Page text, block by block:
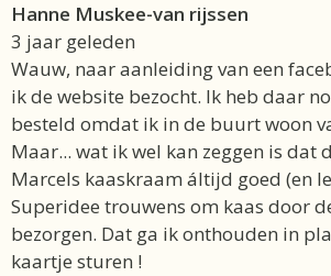
Hanne Muskee-van rijssen
3 jaar geleden
Wauw, naar aanleiding van een
ik de website bezocht. Ik heb daar
besteld omdat ik in de buurt woon
Maar... wat ik wel kan zeggen is dat
Marcels kaaskraam áltijd goed (en
Superidee trouwens om kaas door
bezorgen. Dat ga ik onthouden in
kaartje sturen !